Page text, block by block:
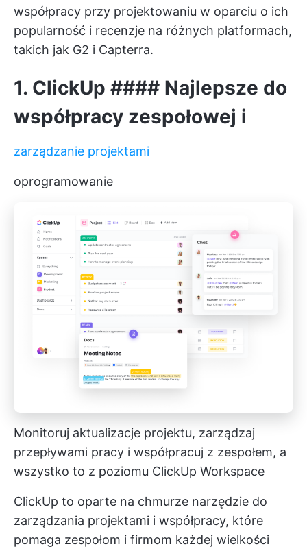
współpracy przy projektowaniu w oparciu o ich
popularność i recenzje na różnych platformach,
takich jak G2 i Capterra.
1. ClickUp #### Najlepsze do
współpracy zespołowej i
zarządzanie projektami
oprogramowanie
Monitoruj aktualizacje projektu, zarządzaj
przepływami pracy i współpracuj z zespołem, a
wszystko to z poziomu ClickUp Workspace
ClickUp to oparte na chmurze narzędzie do
zarządzania projektami i współpracy, które
pomaga zespołom i firmom każdej wielkości